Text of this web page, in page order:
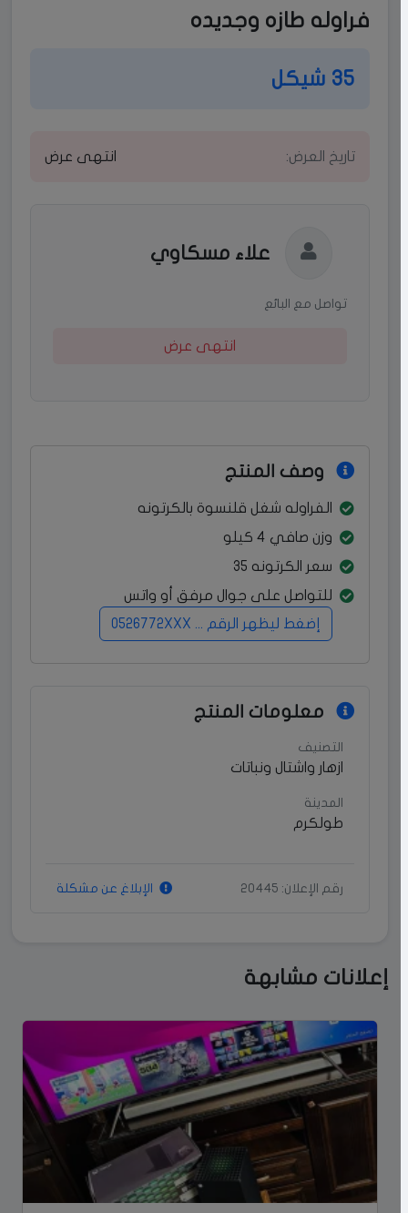
فراوله طازه وجديده
35 شيكل
تاريخ العرض: انتهى عرض
علاء مسكاوي
تواصل مع البائع
انتهى عرض
وصف المنتج
الفراوله شغل قلنسوة بالكرتونه
وزن صافي 4 كيلو
سعر الكرتونه 35
للتواصل على جوال مرفق أو واتس
إضغط ليظهر الرقم ... 0526772XXX
معلومات المنتج
التصنيف
ازهار واشتال ونباتات
المدينة
طولكرم
رقم الإعلان: 20445 الإبلاغ عن مشكلة
إعلانات مشابهة